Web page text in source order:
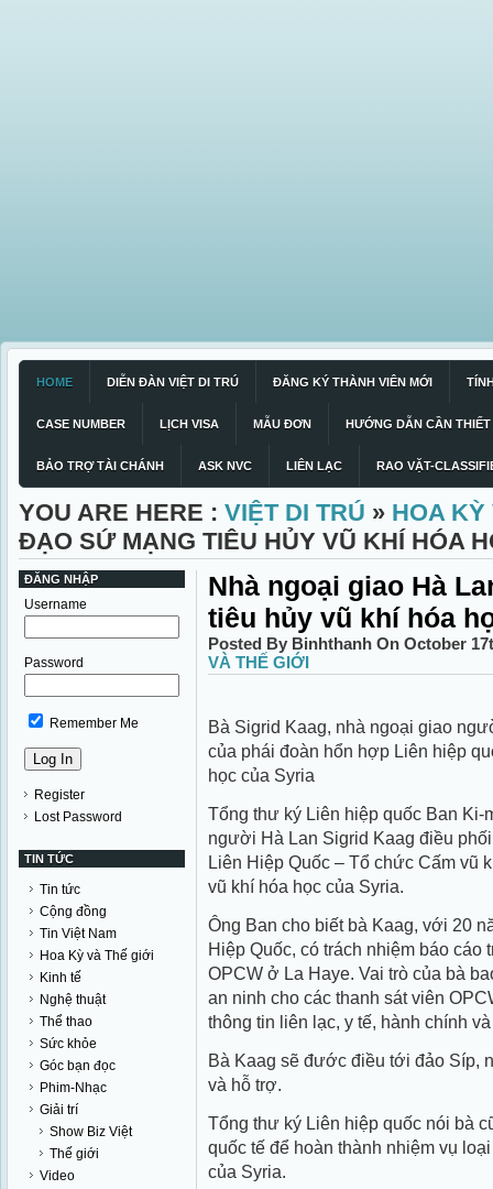
HOME DIỄN ĐÀN VIỆT DI TRÚ ĐĂNG KÝ THÀNH VIÊN MỚI
CASE NUMBER LỊCH VISA MẪU ĐƠN HƯỚNG DẪN CẦN THIẾT
BẢO TRỢ TÀI CHÁNH ASK NVC LIÊN LẠC RAO VẶT-
YOU ARE HERE : VIỆT DI TRÚ » HOA KỲ
ĐẠO SỨ MẠNG TIÊU HỦY VŨ KHÍ HÓA
ĐĂNG NHẬP
Username
Password
Remember Me
Register
Lost Password
TIN TỨC
Tin tức
Cộng đồng
Tin Việt Nam
Hoa Kỳ và Thế giới
Kinh tế
Nghệ thuật
Thể thao
Sức khỏe
Góc bạn đọc
Phim-Nhạc
Giải trí
Show Biz Việt
Thế giới
Video
Nhà ngoại giao Hà
tiêu hủy vũ khí hóa
Posted By Binhthanh On October
VÀ THẾ GIỚI
Bà Sigrid Kaag, nhà ngoại giao
của phái đoàn hổn hợp Liên hiệp
học của Syria
Tổng thư ký Liên hiệp quốc Ban Ki-
người Hà Lan Sigrid Kaag điều
Liên Hiệp Quốc – Tổ chức Cấm vũ
vũ khí hóa học của Syria.
Ông Ban cho biết bà Kaag, với 20
Hiệp Quốc, có trách nhiệm báo
OPCW ở La Haye. Vai trò của bà
an ninh cho các thanh sát viên
thông tin liên lạc, y tế, hành chính
Bà Kaag sẽ đước điều tới đảo Síp,
và hỗ trợ.
Tổng thư ký Liên hiệp quốc nói bà
quốc tế để hoàn thành nhiệm vụ
của Syria.